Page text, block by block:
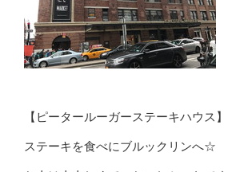
【ピータールーガーステーキハウス】
ステーキを食べにブルックリンへ☆